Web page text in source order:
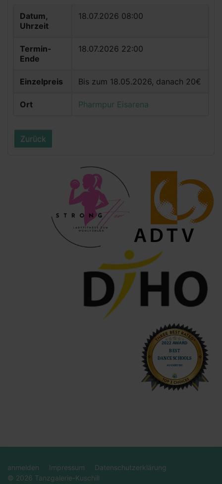
Datum,
Uhrzeit
18.07.2026 08:00
Termin-
Ende
18.07.2026 22:00
Einzelpreis Bis zum 18.05.2026, danach 20€
Ort Pharmpur Eisarena
Zurück
anmelden Impressum
Datenschutzerklärung
© 2026 Tanzgalerie-Kuschill